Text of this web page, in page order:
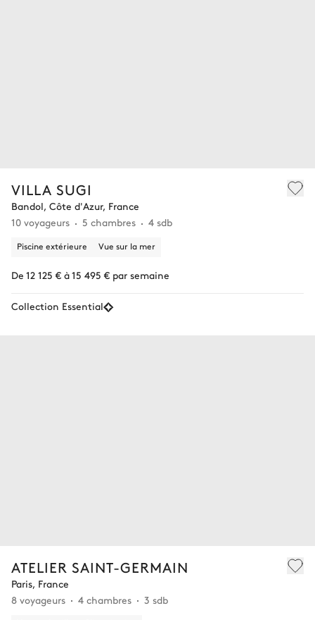
VILLA SUGI
Bandol, Côte d'Azur, France
10 voyageurs
5 chambres 4 sdb
Piscine extérieure Vue sur la mer
De 12 125 € à 15 495 € par semaine
Collection Essential
ATELIER SAINT-GERMAIN
Paris, France
8 voyageurs
4 chambres 3 sdb